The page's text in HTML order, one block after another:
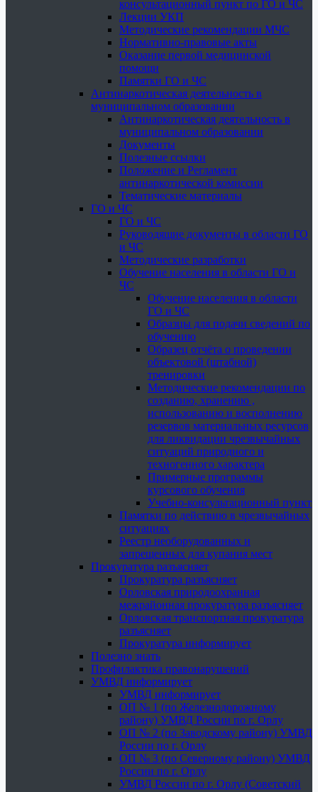
консультационный пункт по ГО и ЧС
Лекции УКП
Методические рекомендации МЧС
Нормативно-правовые акты
Оказание первой медицинской
помощи
Памятки ГО и ЧС
Антинаркотическая деятельность в
муниципальном образовании
Антинаркотическая деятельность в
муниципальном образовании
Документы
Полезные ссылки
Положение и Регламент
антинаркотической комиссии
Тематические материалы
ГО и ЧС
ГО и ЧС
Руководящие документы в области ГО
и ЧС
Методические разработки
Обучение населения в области ГО и
ЧС
Обучение населения в области
ГО и ЧС
Образцы для подачи сведений по
обучению
Образец отчёта о проведении
объектовой (штабной)
тренировки
Методические рекомендации по
созданию, хранению ,
использованию и восполнению
резервов материальных ресурсов
для ликвидации чрезвычайных
ситуаций природного и
техногенного характера
Примерные программы
курсового обучения
Учебно-консультационный пункт
Памятки по действию в чрезвычайных
ситуациях
Реестр необорудованных и
запрещенных для купания мест
Прокуратура разъясняет
Прокуратура разъясняет
Орловская природоохранная
межрайонная прокуратура разъясняет
Орловская транспортная прокуратура
разъясняет
Прокуратура информирует
Полезно знать
Профилактика правонарушений
УМВД информирует
УМВД информирует
ОП № 1 (по Железнодорожному
району) УМВД России по г. Орлу
ОП № 2 (по Заводскому району) УМВД
России по г. Орлу
ОП № 3 (по Северному району) УМВД
России по г. Орлу
УМВД России по г. Орлу (Советский